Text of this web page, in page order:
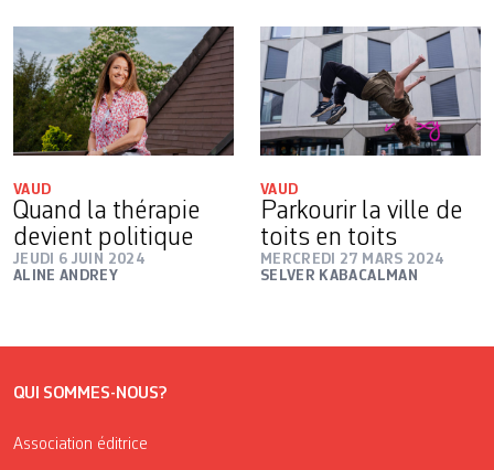
VAUD
Quand la thérapie
devient politique
JEUDI 6 JUIN 2024
ALINE ANDREY
VAUD
Parkourir la ville de
toits en toits
MERCREDI 27 MARS 2024
SELVER KABACALMAN
QUI SOMMES-NOUS?
Association éditrice